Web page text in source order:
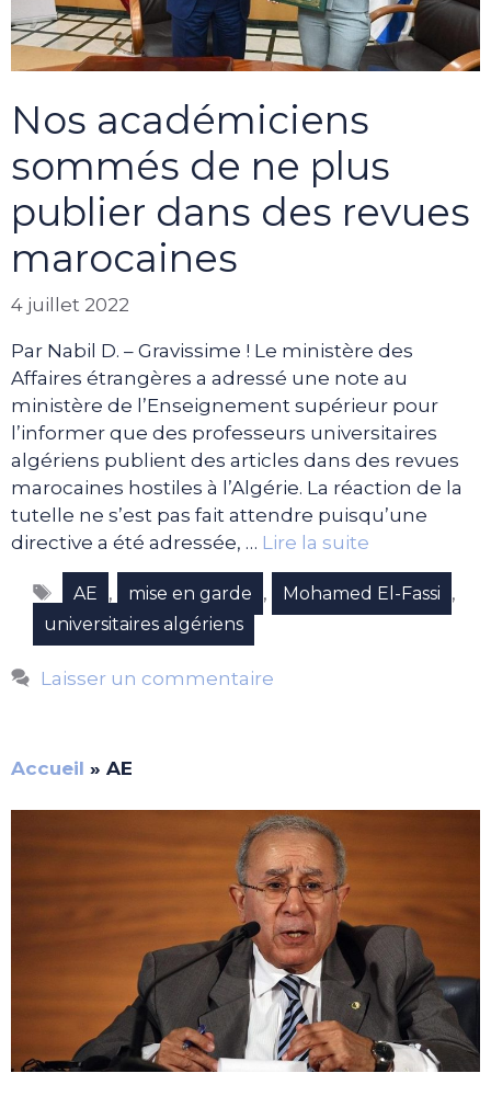
Nos académiciens
sommés de ne plus
publier dans des revues
marocaines
4 juillet 2022
Par Nabil D. – Gravissime ! Le ministère des
Affaires étrangères a adressé une note au
ministère de l’Enseignement supérieur pour
l’informer que des professeurs universitaires
algériens publient des articles dans des revues
marocaines hostiles à l’Algérie. La réaction de la
tutelle ne s’est pas fait attendre puisqu’une
directive a été adressée, … Lire la suite
Étiquettes
AE , mise en garde , Mohamed El-Fassi ,
universitaires algériens
Laisser un commentaire
Accueil » AE